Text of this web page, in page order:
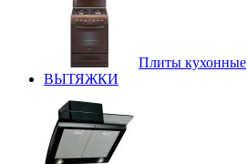
Плиты кухонные
ВЫТЯЖКИ